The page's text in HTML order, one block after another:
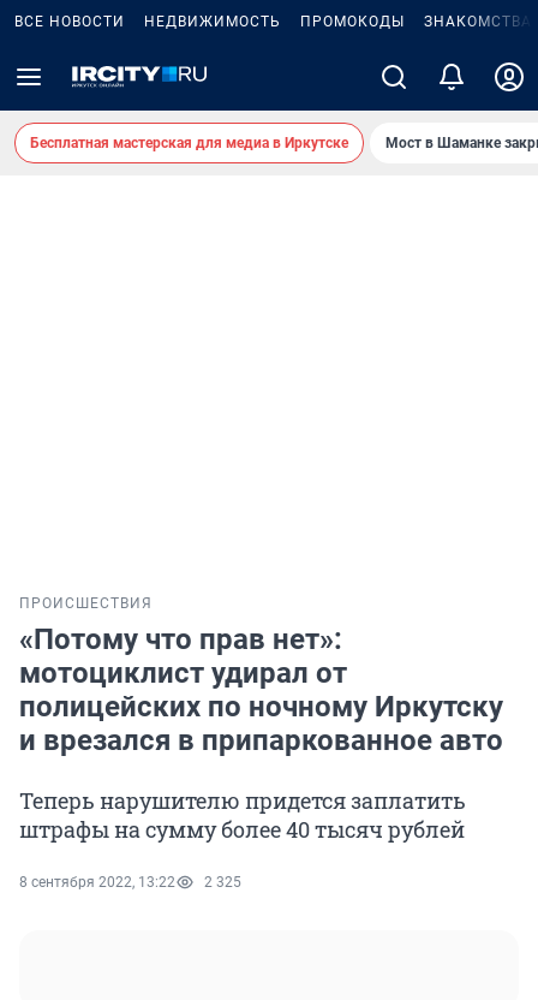
ВСЕ НОВОСТИ НЕДВИЖИМОСТЬ ПРОМОКОДЫ ЗНАКОМСТВА
Бесплатная мастерская для медиа в Иркутске Мост в Шаманке
ПРОИСШЕСТВИЯ
«Потому что прав нет»:
мотоциклист удирал от
полицейских по ночному Иркутску
и врезался в припаркованное авто
Теперь нарушителю придется заплатить
штрафы на сумму более 40 тысяч рублей
8 сентября 2022, 13:22 2 325